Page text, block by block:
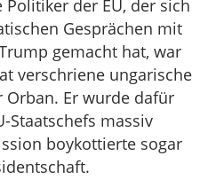
Politiker der EU, der sich
Gesprächen mit
gemacht hat, war
verschriene ungarische
Er wurde dafür
Staatschefs massiv
boykottierte sogar